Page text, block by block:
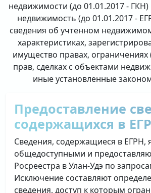
недвижимости (до 01.01.2017 - ГКН)
недвижимость (до 01.01.2017 -
сведения об учтенном
характеристиках,
имущество правах,
прав, сделках с объектами
иные установленные
Предоставление
содержащихся в
Сведения, содержащиеся в ЕГРН,
общедоступными и
Росреестра в Улан-Удэ по
Исключение составляют
сведения, доступ к которым